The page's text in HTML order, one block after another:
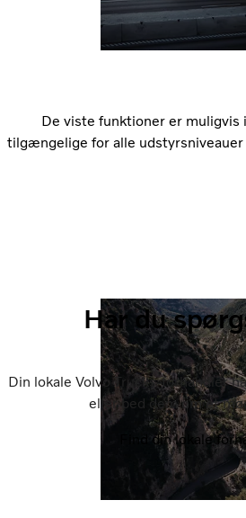
De viste funktioner er muligvis
tilgængelige for alle
Har du
Din lokale Volvo Trucks-forhandler
eller bed dem om et
Find din lokale